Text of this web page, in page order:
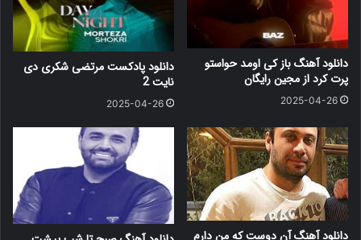
دانلود آهنگ باز کی اومد حواستو
پرت کرد از مجین رایگان
2025-04-26
دانلود پادکست مرتضی شکری دی
نایت 2
2025-04-26
دانلود آهنگ آن دوست که من دارم